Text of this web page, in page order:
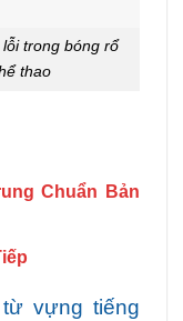
trong bóng rổ
thao
Chuẩn Bản
vựng tiếng